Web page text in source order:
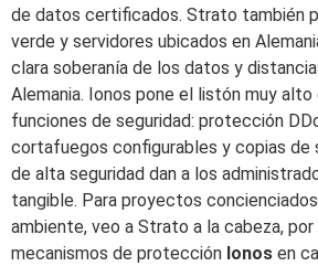
de datos certificados. Strato también
verde y servidores ubicados en
clara soberanía de los datos y
Alemania. Ionos pone el listón muy alto
funciones de seguridad: protección
cortafuegos configurables y copias de
de alta seguridad dan a los
tangible. Para proyectos
ambiente, veo a Strato a la cabeza,
mecanismos de protección Ionos en